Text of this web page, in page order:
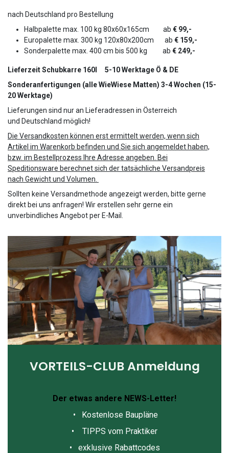
nach Deutschland pro Bestellung
Halbpalette max. 100 kg 80x60x165cm ab € 99,-
Europalette max. 300 kg 120x80x200cm ab € 159,-
Sonderpalette max. 400 cm bis 500 kg
ab € 249,-
Lieferzeit Schubkarre 160l 5-10 Werktage Ö & DE
Sonderanfertigungen (alle WieWiese Matten) 3-4 Wochen (15-
20 Werktage)
Lieferungen sind nur an Lieferadressen in Österreich
und Deutschland möglich!
Die Versandkosten können erst ermittelt werden, wenn sich
Artikel im Warenkorb befinden und Sie sich angemeldet haben,
bzw. im Bestellprozess Ihre Adresse angeben. Bei
Speditionsware berechnet sich der tatsächliche Versandpreis
nach Gewicht und Volumen.
Sollten keine Versandmethode angezeigt werden, bitte gerne
direkt bei uns anfragen! Wir erstellen sehr gerne ein
unverbindliches Angebot per E-Mail.
VORTEILS-CLUB Anmeldung
Der etwas andere NEWS-Letter!
• Kostenlose Baupläne
• TIPPS vom Praktiker
• exklusive Rabattcodes